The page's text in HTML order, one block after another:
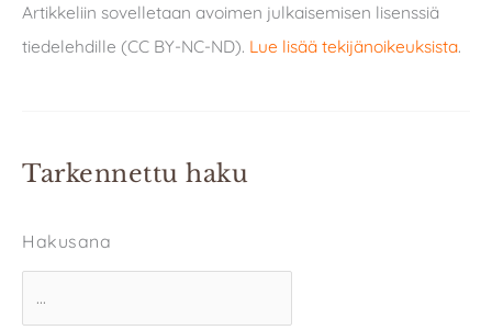
Artikkeliin sovelletaan avoimen julkaisemisen lisenssiä
tiedelehdille (CC BY-NC-ND). Lue lisää tekijänoikeuksista.
Tarkennettu haku
Hakusana